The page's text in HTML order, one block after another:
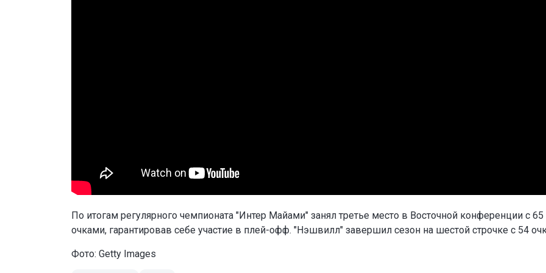
По итогам регулярного чемпионата "Интер Майами" занял третье место в Восточной конференции с 65
очками, гарантировав себе участие в плей-офф. "Нэшвилл" завершил сезон на шестой строчке с 54
Фото: Getty Images